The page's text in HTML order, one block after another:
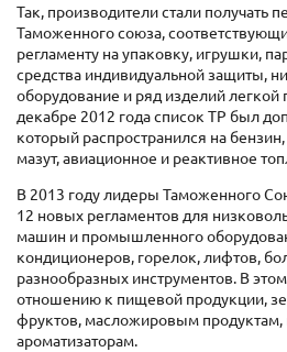
Так, производители стали получать
Таможенного союза,
регламенту на упаковку, игрушки,
средства индивидуальной защиты,
оборудование и ряд изделий
декабре 2012 года список ТР был
который распространился на
мазут, авиационное и реактивное
В 2013 году лидеры Таможенного
12 новых регламентов для
машин и промышленного
кондиционеров, горелок, лифтов,
разнообразных инструментов. В
отношению к пищевой продукции,
фруктов, масложировым
ароматизаторам.